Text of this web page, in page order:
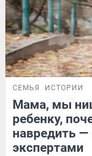
СЕМЬЯ ИСТОРИИ
Мама, мы
ребенку,
навредить —
экспертами